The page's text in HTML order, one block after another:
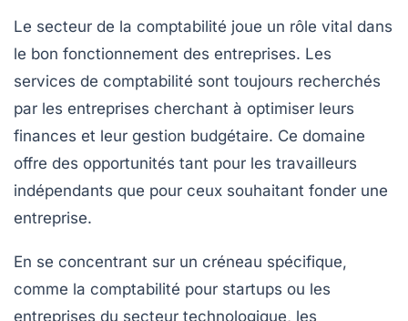
Le secteur de la comptabilité joue un rôle vital dans
le bon fonctionnement des entreprises. Les
services de comptabilité sont toujours recherchés
par les entreprises cherchant à optimiser leurs
finances et leur gestion budgétaire. Ce domaine
offre des opportunités tant pour les travailleurs
indépendants que pour ceux souhaitant fonder une
entreprise.
En se concentrant sur un créneau spécifique,
comme la comptabilité pour startups ou les
entreprises du secteur technologique, les